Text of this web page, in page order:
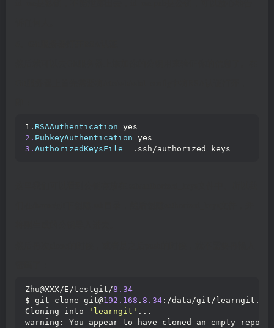
1. RSAAuthentication yes
2. PubkeyAuthentication yes
3. AuthorizedKeysFile
  .ssh/authorized_keys
Zhu@XXX/E/testgit/8.34
$ git clone git@192.168 . 8.34 :/data/git/learngit.
Cloning into
'learngit' ...
warning: You appear to have cloned an empty